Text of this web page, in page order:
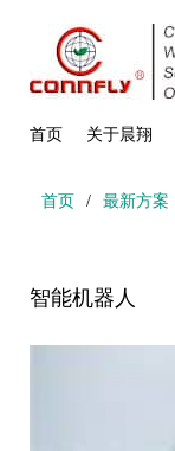
首页 关于晨翔
首页 / 最新方案
智能机器人